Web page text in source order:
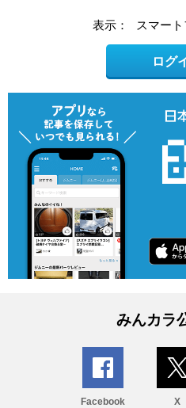
表示： スマー
ログ
みんカラ
Facebook X